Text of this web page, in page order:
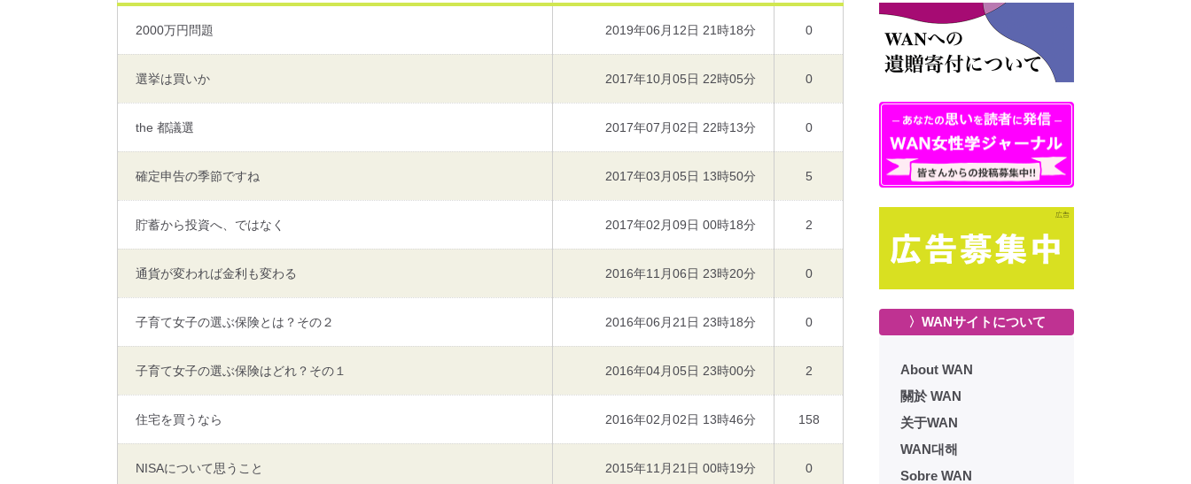
2000万円問題 2019年06月12日 21時18分 0
選挙は買いか 2017年10月05日 22時05分 0
the 都議選 2017年07月02日 22時13分 0
確定申告の季節ですね 2017年03月05日 13時50分 5
貯蓄から投資へ、ではなく 2017年02月09日 00時18分 2
通貨が変われば金利も変わる 2016年11月06日 23時20分 0
子育て女子の選ぶ保険とは？その２ 2016年06月21日 23時18分 0
子育て女子の選ぶ保険はどれ？その１ 2016年04月05日 23時00分 2
住宅を買うなら 2016年02月02日 13時46分 158
NISAについて思うこと 2015年11月21日 00時19分 0
〉WANサイトについて
About WAN
關於 WAN
关于WAN
WAN대해
Sobre WAN